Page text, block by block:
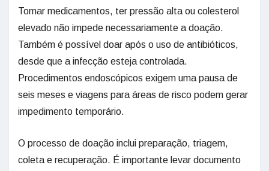
Tomar medicamentos, ter pressão alta ou colesterol
elevado não impede necessariamente a doação.
Também é possível doar após o uso de antibióticos,
desde que a infecção esteja controlada.
Procedimentos endoscópicos exigem uma pausa de
seis meses e viagens para áreas de risco podem gerar
impedimento temporário.
O processo de doação inclui preparação, triagem,
coleta e recuperação. É importante levar documento